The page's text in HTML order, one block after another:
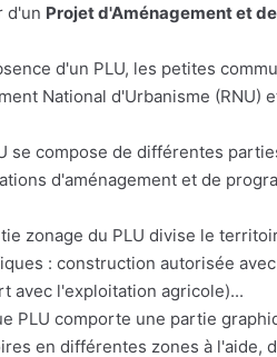
d'un Projet d'Aménagement et
d'un PLU, les petites
National d'Urbanisme
se compose de différentes
d'aménagement et de
zonage du PLU divise le
: construction autorisée
avec l'exploitation agricole)...
PLU comporte une partie
en différentes zones à l'aide,